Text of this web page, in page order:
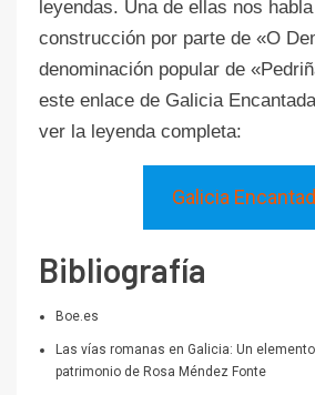
leyendas. Una de ellas nos
construcción por parte de «O
denominación popular de
este enlace de Galicia
ver la leyenda completa:
Galicia
Bibliografía
Boe.es
Las vías romanas en Galicia: Un
patrimonio de Rosa Méndez Fonte